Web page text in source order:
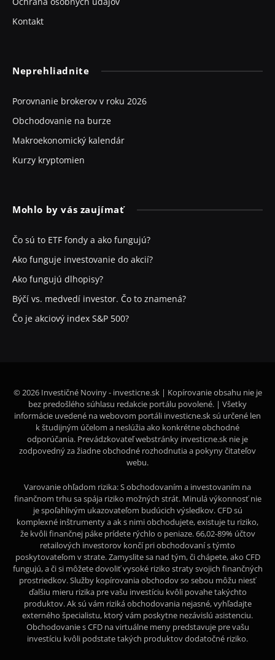
Kontakt
Neprehliadnite
Porovnanie brokerov v roku 2026
Obchodovanie na burze
Makroekonomický kalendár
Kurzy kryptomien
Mohlo by vás zaujímať
Čo sú to ETF fondy a ako fungujú?
Ako funguje investovanie do akcií?
Ako fungujú dlhopisy?
Býčí vs. medvedí investor. Čo to znamená?
Čo je akciový index S&P 500?
© 2026 Investičné Noviny - investicne.sk | Kopírovanie obsahu nie je
bez predošlého súhlasu redakcie portálu povolené. | Všetky
informácie uvedené na webovom portáli investicne.sk sú určené len
k študijným účelom a neslúžia ako konkrétne obchodné
odporúčania. Prevádzkovateľ webstránky investicne.sk nie je
zodpovedný za žiadne obchodné rozhodnutia a pokyny čitateľov
webu.
Varovanie ohľadom rizika: S obchodovaním a investovaním na
finančnom trhu sa spája riziko možných strát. Minulá výkonnosť nie
je spoľahlivým ukazovateľom budúcich výsledkov. CFD sú
komplexné inštrumenty a ak s nimi obchodujete, existuje tu riziko,
že kvôli finančnej páke prídete rýchlo o peniaze. 66,02-89% účtov
retailových investorov končí pri obchodovaní s týmto
poskytovateľom v strate. Zamyslite sa nad tým, či chápete, ako CFD
fungujú, a či si môžete dovoliť vysoké riziko straty svojich finančných
prostriedkov. Služby kopírovania obchodov so sebou môžu niesť
ďalšiu mieru rizika pre vašu investíciu kvôli povahe takýchto
produktov. Ak sú vám riziká obchodovania nejasné, vyhľadajte
externého špecialistu, ktorý vám poskytne nezávislú asistenciu.
Obchodovanie s CFD na virtuálne meny predstavuje pre vašu
investíciu kvôli podstate takých produktov dodatočné riziko.